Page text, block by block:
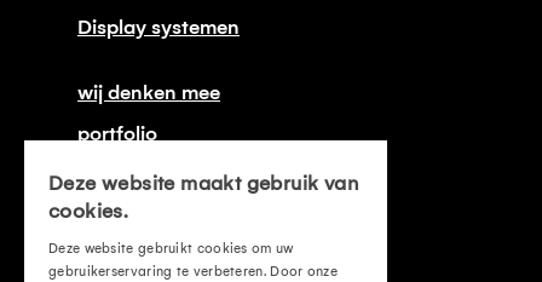
Display systemen
wij denken mee
portfolio
onze certificeringen
contact
offerte aanvragen
Deze website maakt gebruik van
cookies.
Deze website gebruikt cookies om uw
gebruikerservaring te verbeteren. Door onze